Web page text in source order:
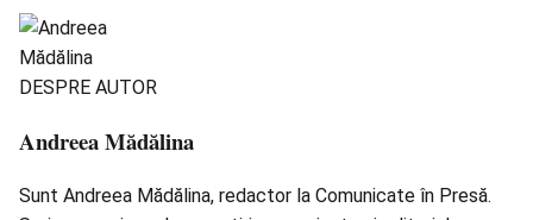
DESPRE AUTOR
Andreea Mădălina
Sunt Andreea Mădălina, redactor la Comunicate în Presă.